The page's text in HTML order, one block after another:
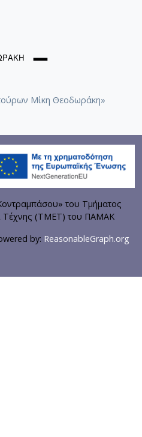
Μίκη Θεοδωράκη»
του Τμήματος
Τέχνης (ΤΜΕΤ) του ΠΑΜΑΚ
by: ReasonableGraph.org